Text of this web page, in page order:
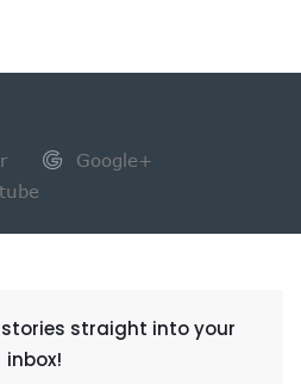
Google+
straight into your
inbox!